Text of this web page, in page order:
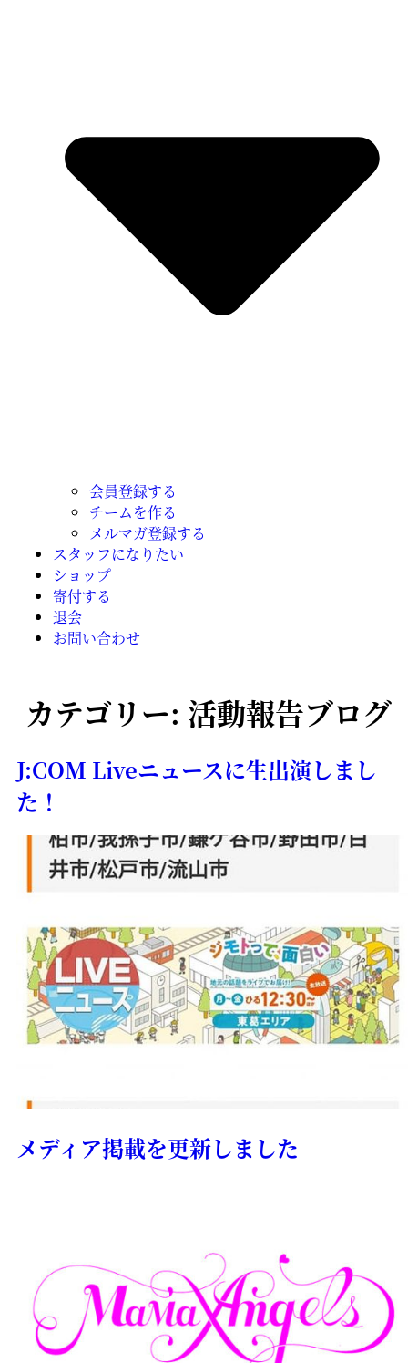
会員登録する
チームを作る
メルマガ登録する
スタッフになりたい
ショップ
寄付する
退会
お問い合わせ
カテゴリー: 活動報告ブログ
J:COM Liveニュースに生出演しまし
た！
メディア掲載を更新しました